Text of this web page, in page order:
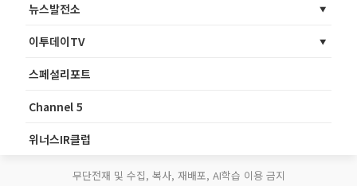
뉴스발전소
이투데이TV
스페셜리포트
Channel 5
위너스IR클럽
무단전재 및 수집, 복사, 재배포, AI학습 이용 금지